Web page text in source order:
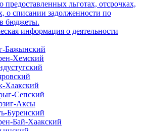
предоставленных льготах, отсрочках,
о списании задолженности по
бюджеты.
информация о деятельности
Бажынский
Хемский
Хаакский
Сепский
Аксы
Буренский
Бай-Хаакский